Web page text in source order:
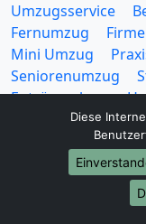
Umzugsservice
Fernumzug
Mini Umzug
Seniorenumzug
Entrümpelung
MöbelliftDiese